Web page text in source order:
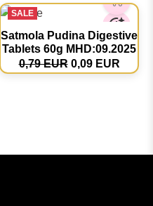
SALE
Satmola Pudina Digestive
Tablets 60g MHD:09.2025
0,79 EUR 0,09 EUR